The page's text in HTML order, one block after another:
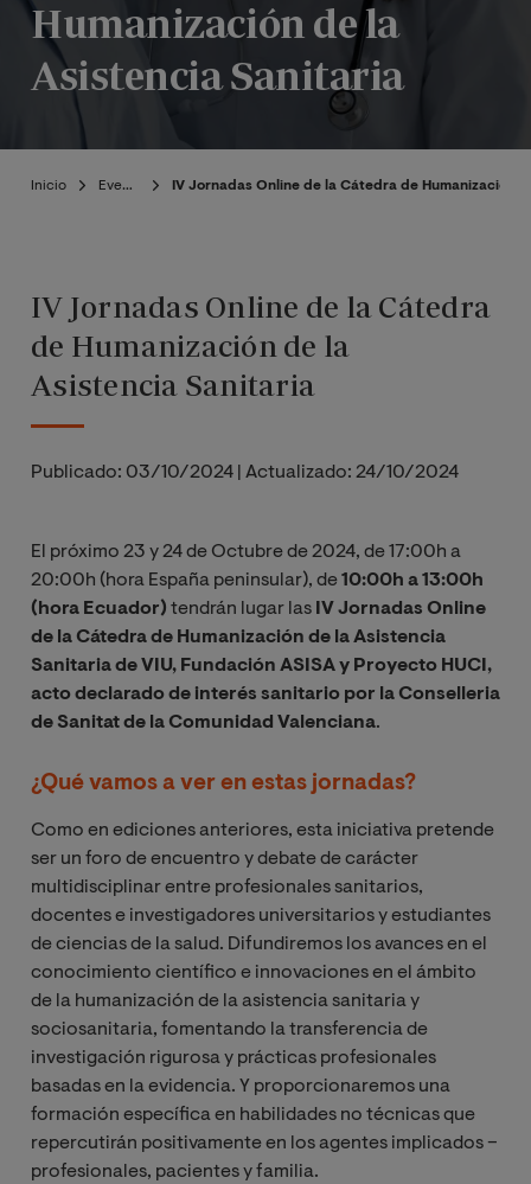
Humanización de la
Asistencia Sanitaria
Inicio Eventos IV Jornadas Online de la Cátedra de Humanización
IV Jornadas Online de la Cátedra
de Humanización de la
Asistencia Sanitaria
Publicado: 03/10/2024 Actualizado: 24/10/2024
El próximo 23 y 24 de Octubre de 2024, de 17:00h a
20:00h (hora España peninsular), de10:00h a 13:00h
(hora Ecuador) tendrán lugar las IV Jornadas Online
de la Cátedra de Humanización de la Asistencia
Sanitaria de VIU, Fundación ASISA y Proyecto HUCI,
acto declarado de interés sanitario por la Conselleria
de Sanitat de la Comunidad Valenciana.
¿Qué vamos a ver en estas jornadas?
Como en ediciones anteriores, esta iniciativa pretende
ser un foro de encuentro y debate de carácter
multidisciplinar entre profesionales sanitarios,
docentes e investigadores universitarios y estudiantes
de ciencias de la salud. Difundiremos los avances en el
conocimiento científico e innovaciones en el ámbito
de la humanización de la asistencia sanitaria y
sociosanitaria, fomentando la transferencia de
investigación rigurosa y prácticas profesionales
basadas en la evidencia. Y proporcionaremos una
formación específica en habilidades no técnicas que
repercutirán positivamente en los agentes implicados –
profesionales, pacientes y familia.